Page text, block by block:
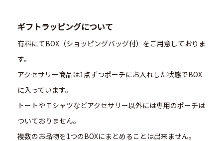
ギフトラッピングについて
有料にてBOX（ショッピングバッグ付）をご用意しておりま
す。
アクセサリー商品は1点ずつポーチにお入れした状態でBOX
に入っています。
トートやＴシャツなどアクセサリー以外には専用のポーチは
ついておりません。
複数のお品物を1つのBOXにまとめることは出来ません。